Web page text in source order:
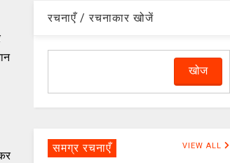
रचनाएँ / रचनाकार खोजें
समग्र रचनाएँ VIEW ALL